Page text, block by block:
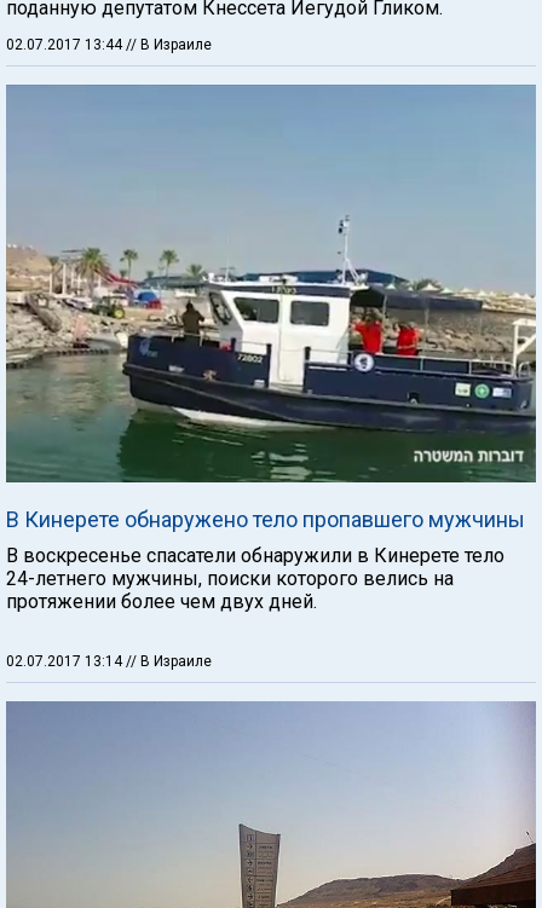
поданную депутатом Кнессета Иегудой Гликом.
02.07.2017 13:44// В Израиле
В Кинерете обнаружено тело пропавшего мужчины
В воскресенье спасатели обнаружили в Кинерете тело
24-летнего мужчины, поиски которого велись на
протяжении более чем двух дней.
02.07.2017 13:14 // В Израиле